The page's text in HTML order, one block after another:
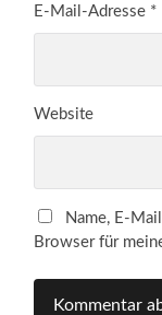
E-Mail-Adresse *
Website
Name, E-
Browser für